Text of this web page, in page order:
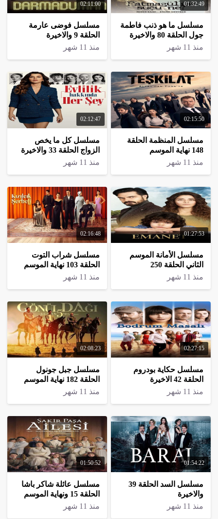
01:32:49
مسلسل ما هو ذنب فاطمة
جول الحلقة 80 والاخيرة
منذ 11 شهر
02:11:00
مسلسل فوضى عارمة
الحلقة 9 والاخيرة
منذ 11 شهر
02:15:50
مسلسل المنظمة الحلقة
148 نهاية الموسم
منذ 11 شهر
02:12:47
مسلسل كل ما يخص
الزواج الحلقة 33 والاخيرة
منذ 11 شهر
01:27:53
مسلسل الأمانة الموسم
الثاني الحلقة 250
منذ 11 شهر
02:16:48
مسلسل شراب التوت
الحلقة 103 نهاية الموسم
منذ 11 شهر
02:27:15
مسلسل حكاية بودروم
الحلقة 42 الاخيرة
منذ 11 شهر
02:08:23
مسلسل جبل جونول
الحلقة 182 نهاية الموسم
منذ 11 شهر
01:54:22
مسلسل السد الحلقة 39
والاخيرة
منذ 11 شهر
01:50:52
مسلسل عائلة شاكر باشا
الحلقة 15 ونهاية الموسم
منذ 11 شهر